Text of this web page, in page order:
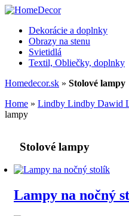
Dekorácie a doplnky
Obrazy na stenu
Svietidlá
Textil, Obliečky, doplnky
Homedecor.sk » Stolové lampy
Home » Lindby Lindby Dawid
lampy
Stolové lampy
Lampy na nočný